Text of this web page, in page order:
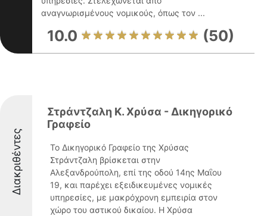
αναγνωρισμένους νομικούς, όπως τον ...
10.0 (50)
Διακριθέντες
Στράντζαλη Κ. Χρύσα - Δικηγορικό
Γραφείο
Το Δικηγορικό Γραφείο της Χρύσας
Στράντζαλη βρίσκεται στην
Αλεξανδρούπολη, επί της οδού 14ης Μαΐου
19, και παρέχει εξειδικευμένες νομικές
υπηρεσίες, με μακρόχρονη εμπειρία στον
χώρο του αστικού δικαίου. Η Χρύσα